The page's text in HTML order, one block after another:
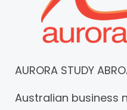
AURORA STUDY
Australian business